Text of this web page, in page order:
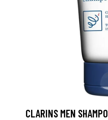
CLARINS MEN